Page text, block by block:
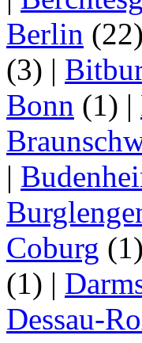
Berlin (22)
(3) |
Bonn (1) |
|
Coburg (1)
(1) |
Dessau-